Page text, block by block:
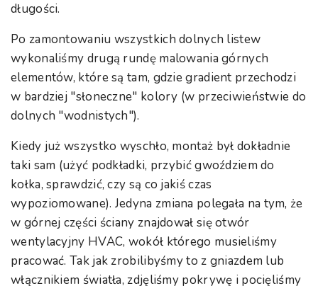
długości.
Po zamontowaniu wszystkich dolnych listew
wykonaliśmy drugą rundę malowania górnych
elementów, które są tam, gdzie gradient przechodzi
w bardziej "słoneczne" kolory (w przeciwieństwie do
dolnych "wodnistych").
Kiedy już wszystko wyschło, montaż był dokładnie
taki sam (użyć podkładki, przybić gwoździem do
kołka, sprawdzić, czy są co jakiś czas
wypoziomowane). Jedyna zmiana polegała na tym, że
w górnej części ściany znajdował się otwór
wentylacyjny HVAC, wokół którego musieliśmy
pracować. Tak jak zrobilibyśmy to z gniazdem lub
włącznikiem światła, zdjęliśmy pokrywę i pocięliśmy